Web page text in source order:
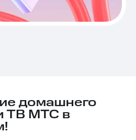
домашнего
ТВ МТС в